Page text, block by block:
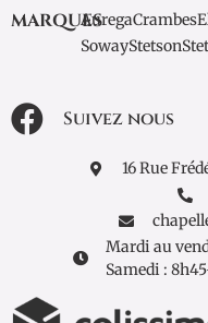
Suivez nous
16 Rue
Mardi au
Samedi :
MARQUESAuregaCrambes
SowayStetson